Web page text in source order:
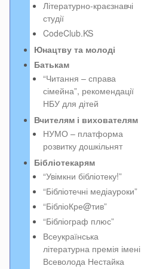
Літературно-краєзнавчі
студії
CodeClub.KS
Юнацтву та молоді
Батькам
“Читання – справа
сімейна”, рекомендації
НБУ для дітей
Вчителям і вихователям
НУМО – платформа
розвитку дошкільнят
Бібліотекарям
“Увімкни бібліотеку!”
“Бібліотечні медіауроки”
“БібліоКре@тив”
“Бібліограф плюс”
Всеукраїнська
літературна премія імені
Всеволода Нестайка